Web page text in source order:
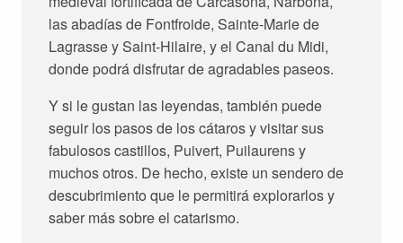
las abadías de Fontfroide, Sainte-Marie de
Lagrasse y Saint-Hilaire, y el Canal du Midi,
donde podrá disfrutar de agradables paseos.
Y si le gustan las leyendas, también puede
seguir los pasos de los cátaros y visitar sus
fabulosos castillos, Puivert, Puilaurens y
muchos otros. De hecho, existe un sendero de
descubrimiento que le permitirá explorarlos y
saber más sobre el catarismo.